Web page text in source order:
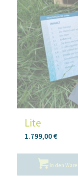
Lite
1.799,00€
In den